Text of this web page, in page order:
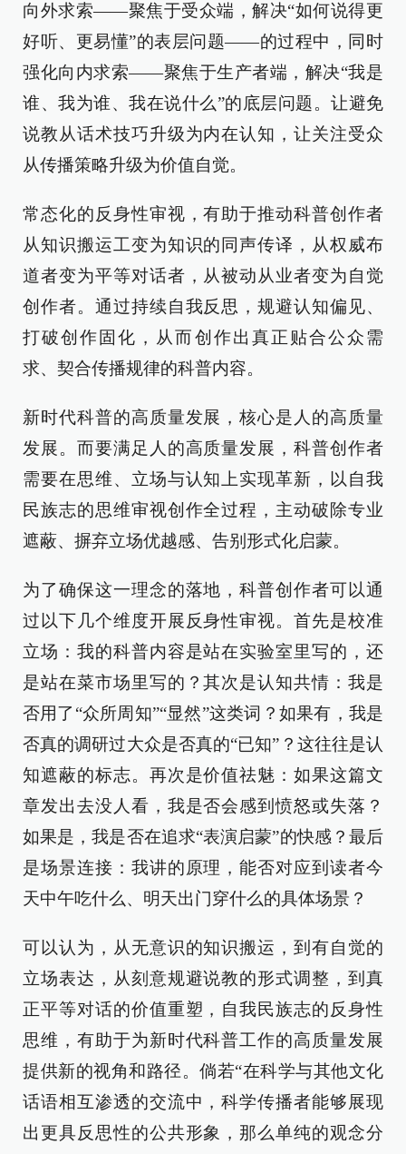
向外求索——聚焦于受众端，解决“如何说得更
好听、更易懂”的表层问题——的过程中，同时
强化向内求索——聚焦于生产者端，解决“我是
谁、我为谁、我在说什么”的底层问题。让避免
说教从话术技巧升级为内在认知，让关注受众
从传播策略升级为价值自觉。
常态化的反身性审视，有助于推动科普创作者
从知识搬运工变为知识的同声传译，从权威布
道者变为平等对话者，从被动从业者变为自觉
创作者。通过持续自我反思，规避认知偏见、
打破创作固化，从而创作出真正贴合公众需
求、契合传播规律的科普内容。
新时代科普的高质量发展，核心是人的高质量
发展。而要满足人的高质量发展，科普创作者
需要在思维、立场与认知上实现革新，以自我
民族志的思维审视创作全过程，主动破除专业
遮蔽、摒弃立场优越感、告别形式化启蒙。
为了确保这一理念的落地，科普创作者可以通
过以下几个维度开展反身性审视。首先是校准
立场：我的科普内容是站在实验室里写的，还
是站在菜市场里写的？其次是认知共情：我是
否用了“众所周知”“显然”这类词？如果有，我是
否真的调研过大众是否真的“已知”？这往往是认
知遮蔽的标志。再次是价值祛魅：如果这篇文
章发出去没人看，我是否会感到愤怒或失落？
如果是，我是否在追求“表演启蒙”的快感？最后
是场景连接：我讲的原理，能否对应到读者今
天中午吃什么、明天出门穿什么的具体场景？
可以认为，从无意识的知识搬运，到有自觉的
立场表达，从刻意规避说教的形式调整，到真
正平等对话的价值重塑，自我民族志的反身性
思维，有助于为新时代科普工作的高质量发展
提供新的视角和路径。倘若“在科学与其他文化
话语相互渗透的交流中，科学传播者能够展现
出更具反思性的公共形象，那么单纯的观念分